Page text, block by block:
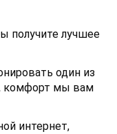
получите лучшее
один из
комфорт мы вам
интернет,